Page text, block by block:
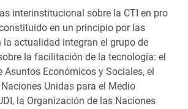
interinstitucional sobre la CTI en pro
en un principio por las
la actualidad integran el grupo de
la facilitación de la tecnología: el
Asuntos Económicos y Sociales, el
Unidas para el Medio
la Organización de las Naciones